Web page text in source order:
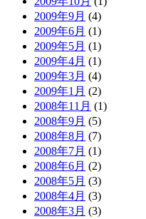
2009年9月 (4)
2009年6月 (1)
2009年5月 (1)
2009年4月 (1)
2009年3月 (4)
2009年1月 (2)
2008年11月 (1)
2008年9月 (5)
2008年8月 (7)
2008年7月 (1)
2008年6月 (2)
2008年5月 (3)
2008年4月 (3)
2008年3月 (3)